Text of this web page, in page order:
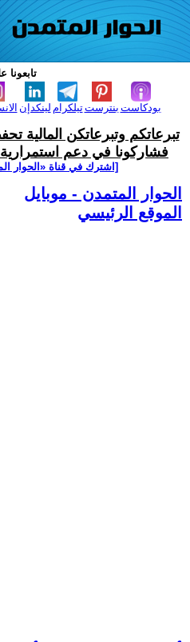
تابعونا
لينكدإن تيلكرامبنترست بودكاست
تبرعاتكم وتبرعاتكن المالية
فشاركونا في دعم استمرارية
[اشترك في قناة ‫«الحوار
الحوار المتمدن - موبايل
الموقع الرئيسي